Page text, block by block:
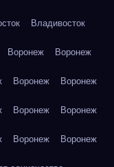
Владивосток
Воронеж Воронеж
Воронеж Воронеж
Воронеж Воронеж
Воронеж Воронеж